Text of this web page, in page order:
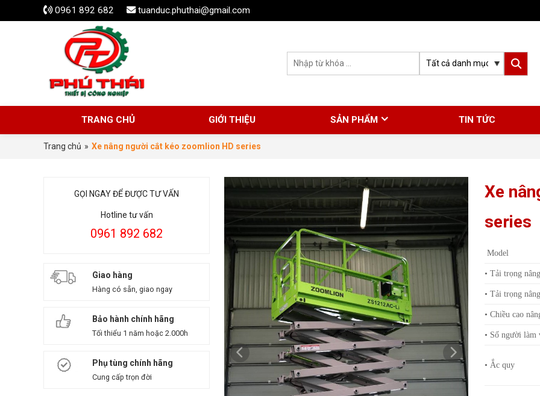
0961 892 682 tuanduc.phuthai@gmail.com
TRANG CHỦ GIỚI THIỆU SẢN PHẨM TIN TỨC
Trang chủ » Xe nâng người cắt kéo zoomlion HD series
GỌI NGAY ĐỂ ĐƯỢC TƯ VẤN
Hotline tư vấn
0961 892 682
Giao hàng
Hàng có sẵn, giao ngay
Bảo hành chính hãng
Tối thiểu 1 năm hoặc 2.000h
Phụ tùng chính hãng
Cung cấp trọn đời
Xe
series
Model
• Tải trọng nâng
• Tải trọng
• Chiều cao
• Số người làm
• Ắc quy